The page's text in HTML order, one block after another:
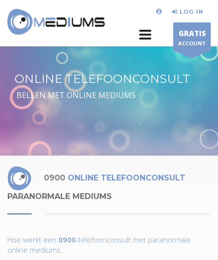
LOG IN
GRATIS
ACCOUNT
ONLINE TELEFOONCONSULT
BELLEN MET ONLINE MEDIUMS
0900 ONLINE TELEFOONCONSULT
PARANORMALE MEDIUMS
Hoe werkt een 0900-telefoonconsult met paranormale
online mediums.